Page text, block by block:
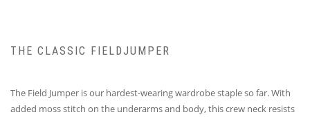
THE CLASSIC FIELDJUMPER
The Field Jumper is our hardest-wearing wardrobe staple so far. With
added moss stitch on the underarms and body, this crew neck resists